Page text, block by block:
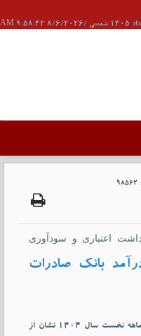
98562
اعتباری و سودآوری
درآمد بانک صادرات
عملکرد مالی بانک صادرات ایران در هفت‌ماهه نخست سال ۱۴۰۴ نشان از